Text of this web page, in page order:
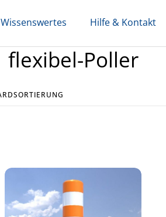
Wissenswertes Hilfe & Kontakt
flexibel-Poller